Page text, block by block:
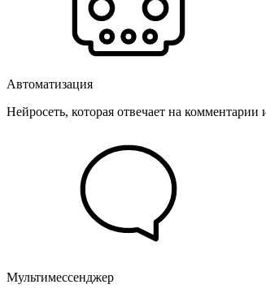
Автоматизация
Нейросеть, которая отвечает на
Мультимессенджер